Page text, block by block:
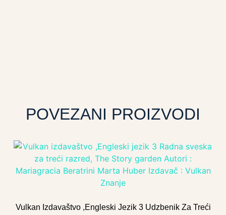
POVEZANI PROIZVODI
Vulkan Izdavaštvo ,Engleski Jezik 3 Udzbenik Za Treći